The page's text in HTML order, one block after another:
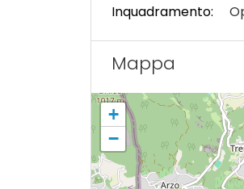
Inquadramento:
Mappa
+
−